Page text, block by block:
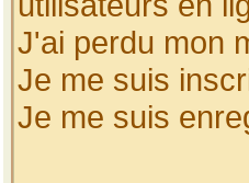
J'ai perdu mon
Je me suis
Je me suis